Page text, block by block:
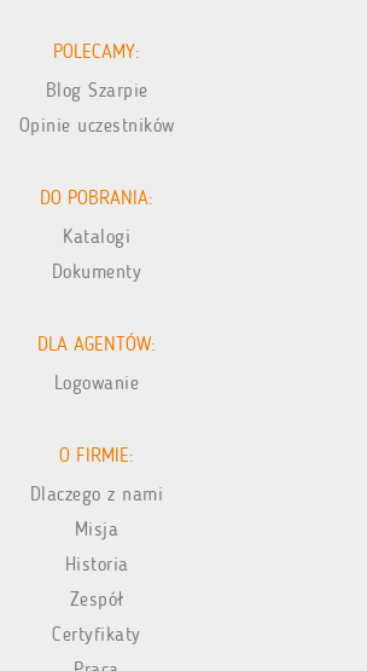
POLECAMY:
Blog Szarpie
Opinie uczestników
DO POBRANIA:
Katalogi
Dokumenty
DLA AGENTÓW:
Logowanie
O FIRMIE:
Dlaczego z nami
Misja
Historia
Zespół
Certyfikaty